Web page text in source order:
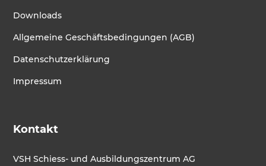
Downloads
Allgemeine Geschäftsbedingungen (AGB)
Datenschutzerklärung
Impressum
Kontakt
VSH Schiess- und Ausbildungszentrum AG